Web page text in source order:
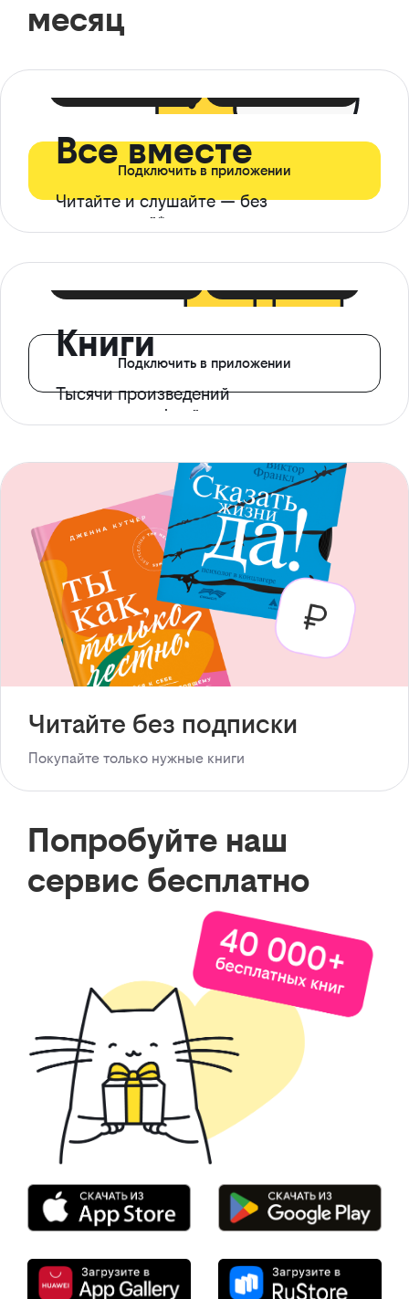
месяц
Все вместе
Читайте и слушайте — без
ограничений*
Подключить в приложении
Книги
Тысячи произведений
с доступом офлайн
Подключить в приложении
Читайте без подписки
Покупайте только нужные книги
Попробуйте наш
сервис бесплатно